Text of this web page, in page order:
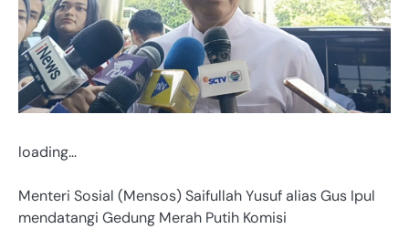
loading…
Menteri Sosial (Mensos) Saifullah Yusuf alias Gus Ipul
mendatangi Gedung Merah Putih Komisi